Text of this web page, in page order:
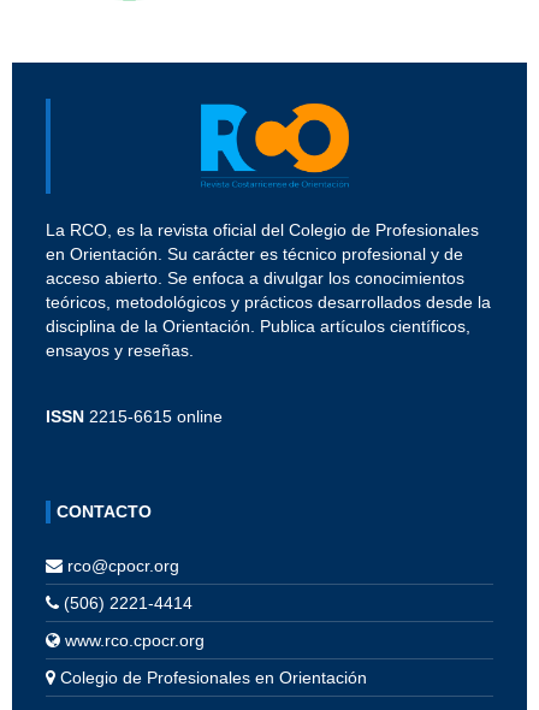
La RCO, es la revista oficial del Colegio de Profesionales
en Orientación. Su carácter es técnico profesional y de
acceso abierto. Se enfoca a divulgar los conocimientos
teóricos, metodológicos y prácticos desarrollados desde la
disciplina de la Orientación. Publica artículos científicos,
ensayos y reseñas.
ISSN 2215-6615 online
CONTACTO
rco@cpocr.org
(506) 2221-4414
www.rco.cpocr.org
Colegio de Profesionales en Orientación